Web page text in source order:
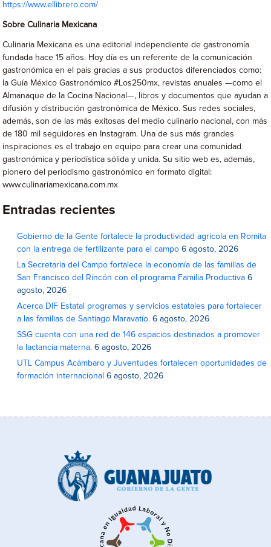
https://www.ellibrero.com/
Sobre Culinaria Mexicana
Culinaria Mexicana es una editorial independiente de gastronomía
fundada hace 15 años. Hoy día es un referente de la comunicación
gastronómica en el país gracias a sus productos diferenciados como:
la Guía México Gastronómico #Los250mx, revistas anuales —como el
Almanaque de la Cocina Nacional—, libros y documentos que ayudan a
difusión y distribución gastronómica de México. Sus redes sociales,
además, son de las más exitosas del medio culinario nacional, con más
de 180 mil seguidores en Instagram. Una de sus más grandes
inspiraciones es el trabajo en equipo para crear una comunidad
gastronómica y periodística sólida y unida. Su sitio web es, además,
pionero del periodismo gastronómico en formato digital:
www.culinariamexicana.com.mx
Entradas recientes
Gobierno de la Gente fortalece la productividad agrícola en Romita
con la entrega de fertilizante para el campo 6 agosto, 2026
La Secretaria del Campo fortalece la economía de las familias de
San Francisco del Rincón con el programa Familia Productiva 6
agosto, 2026
Acerca DIF Estatal programas y servicios estatales para fortalecer
a las familias de Santiago Maravatío. 6 agosto, 2026
SSG cuenta con una red de 146 espacios destinados a promover
la lactancia materna. 6 agosto, 2026
UTL Campus Acámbaro y Juventudes fortalecen oportunidades de
formación internacional 6 agosto, 2026